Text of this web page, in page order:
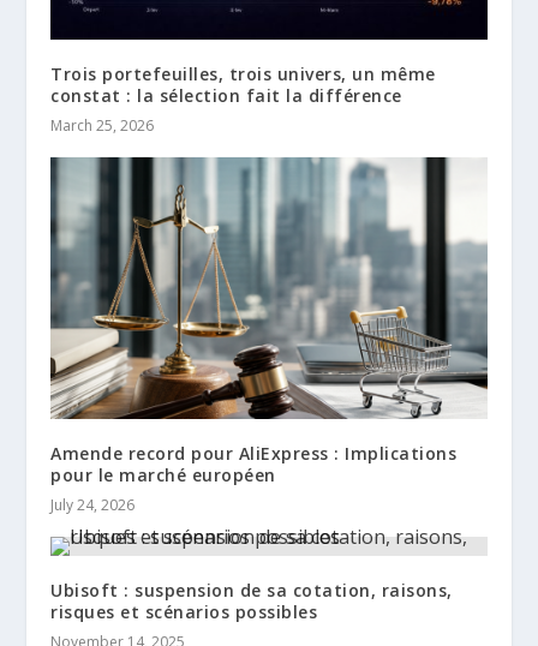
Trois portefeuilles, trois univers, un même
constat : la sélection fait la différence
March 25, 2026
Amende record pour AliExpress : Implications
pour le marché européen
July 24, 2026
Ubisoft : suspension de sa cotation, raisons,
risques et scénarios possibles
November 14, 2025